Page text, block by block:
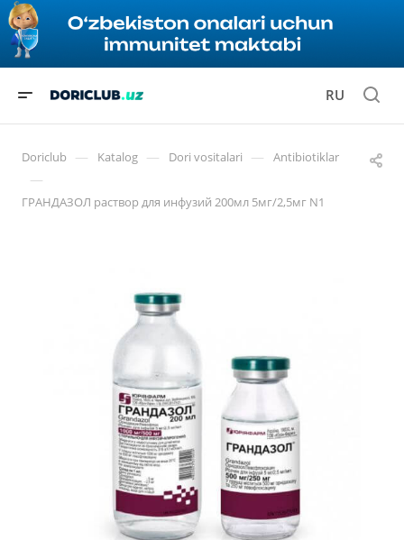
RU
Doriclub — Katalog — Dori vositalari — Antibiotiklar
—
ГРАНДАЗОЛ раствор для инфузий 200мл 5мг/2,5мг N1